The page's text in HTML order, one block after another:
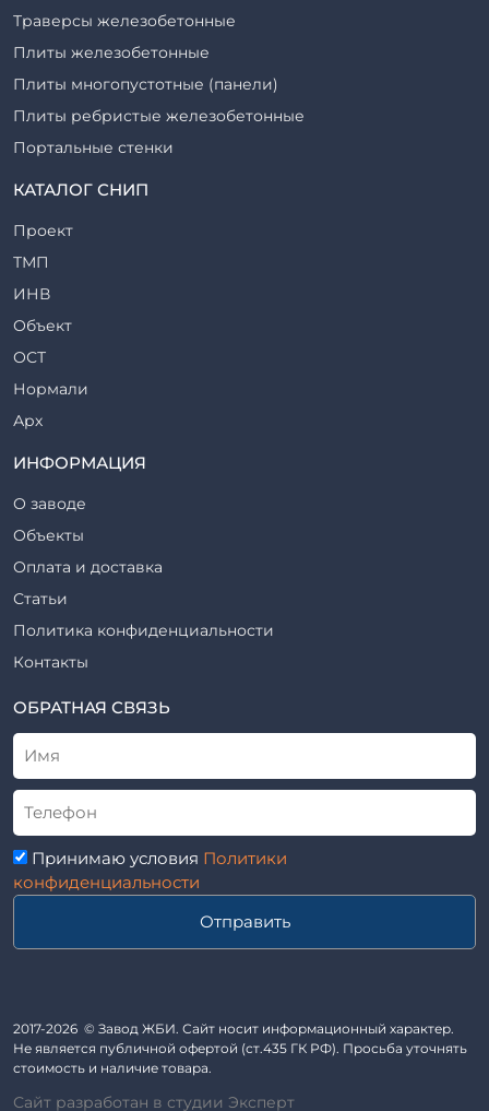
Траверсы железобетонные
Плиты железобетонные
Плиты многопустотные (панели)
Плиты ребристые железобетонные
Портальные стенки
Прогоны железобетонные
Ригели железобетонные
Сваи железобетонные
Стеновые блоки
Стойки железобетонные
Столбы железобетонные
Закладные детали
Трубы железобетонные
Утяжелители железобетонные
Фермы железобетонные
Фундаментные блоки
Фундаменты железобетонные
Шахты лифтов железобетонные
Шпалы железобетонные
Элементы благоустройства
Трубы асбоцементные
Приставки железобетонные (пасынки) Серия 3.407-57 и
ГОСТ 14295-75
Лестничные марши
Автопавильоны
Анкера железобетонные
Балки железобетонные
Блоки железобетонные
Кабины санитарно-технические
Капители колонн
КАТАЛОГ СНИП
Проект
ТМП
ИНВ
Объект
ОСТ
Нормали
Арх
ТР
Серия
ТП
ТПР
Шифр
Рабочие чертежи
ВСН
ТУ
Альбом
ИНФОРМАЦИЯ
О заводе
Объекты
Оплата и доставка
Статьи
Политика конфиденциальности
Контакты
ОБРАТНАЯ СВЯЗЬ
Принимаю условия Политики
конфиденциальности
Отправить
2017-2026 © Завод ЖБИ. Сайт носит информационный характер.
Не является публичной офертой (ст.435 ГК РФ). Просьба уточнять
стоимость и наличие товара.
Сайт разработан в студии Эксперт